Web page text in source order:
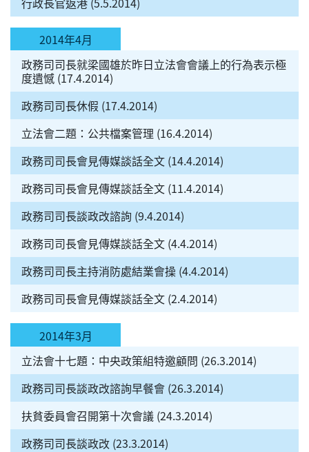
2014年4月
政務司司長就梁國雄於昨日立法會會議上的行為表示極
度遺憾 (17.4.2014)
政務司司長休假 (17.4.2014)
立法會二題：公共檔案管理 (16.4.2014)
政務司司長會見傳媒談話全文 (14.4.2014)
政務司司長會見傳媒談話全文 (11.4.2014)
政務司司長談政改諮詢 (9.4.2014)
政務司司長會見傳媒談話全文 (4.4.2014)
政務司司長主持消防處結業會操 (4.4.2014)
政務司司長會見傳媒談話全文 (2.4.2014)
2014年3月
立法會十七題：中央政策組特邀顧問 (26.3.2014)
政務司司長談政改諮詢早餐會 (26.3.2014)
扶貧委員會召開第十次會議 (24.3.2014)
政務司司長談政改 (23.3.2014)